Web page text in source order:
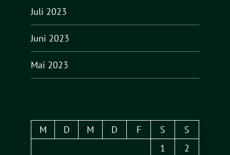
Juli 2023
Juni 2023
Mai 2023
M D M D F S
S
1
2